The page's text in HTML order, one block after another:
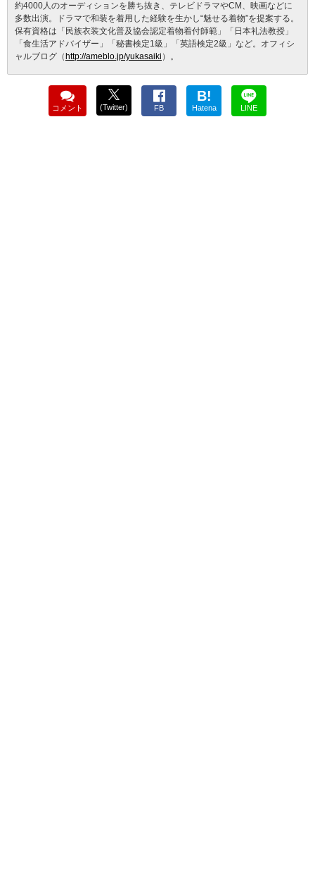
約4000人のオーディションを勝ち抜き、テレビドラマやCM、映画などに
多数出演。ドラマで和装を着用した経験を生かし“魅せる着物”を提案する。
保有資格は「民族衣装文化普及協会認定着物着付師範」「日本礼法教授」
「食生活アドバイザー」「秘書検定1級」「英語検定2級」など。オフィシ
ャルブログ（ http://ameblo.jp/yukasaiki ）。
コメント (Twitter) FB
B!
Hatena LINE